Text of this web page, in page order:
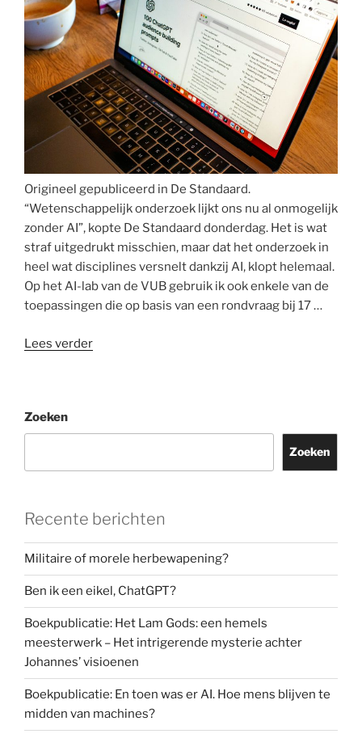
zou
zijn,
is
een
mythe”
Origineel gepubliceerd in De Standaard.
“Wetenschappelijk onderzoek lijkt ons nu al onmogelijk
zonder AI”, kopte De Standaard donderdag. Het is wat
straf uitgedrukt misschien, maar dat het onderzoek in
heel wat disciplines versnelt dankzij AI, klopt helemaal.
Op het AI-lab van de VUB gebruik ik ook enkele van de
toepassingen die op basis van een rondvraag bij 17 …
Lees verder“Misbruik
universiteiten”
Zoeken
Zoeken
Recente berichten
Militaire of morele herbewapening?
Ben ik een eikel, ChatGPT?
Boekpublicatie: Het Lam Gods: een hemels
meesterwerk – Het intrigerende mysterie achter
Johannes’ visioenen
Boekpublicatie: En toen was er AI. Hoe mens blijven te
midden van machines?